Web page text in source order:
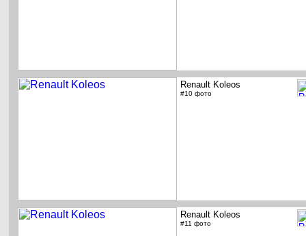
Renault Koleos
#10 фото
Renault Koleos
#11 фото